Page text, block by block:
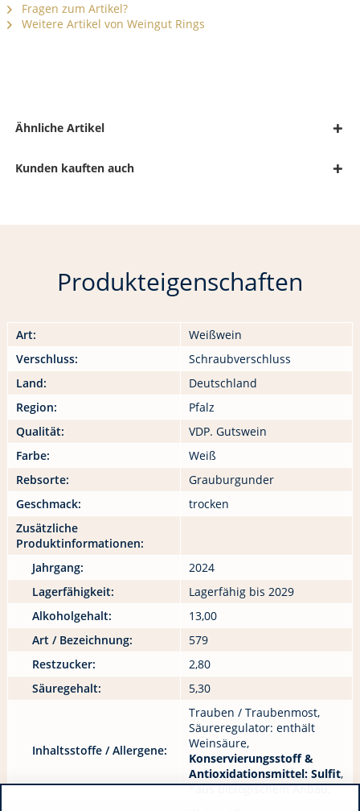
Fragen zum Artikel?
Weitere Artikel von Weingut Rings
Ähnliche Artikel
Kunden kauften auch
Produkteigenschaften
Art:
Weißwein
Verschluss:
Schraubverschluss
Land:
Deutschland
Region:
Pfalz
Qualität:
VDP. Gutswein
Farbe:
Weiß
Rebsorte:
Grauburgunder
Geschmack:
trocken
Zusätzliche
Produktinformationen:
Jahrgang:
2024
Lagerfähigkeit:
Lagerfähig bis 2029
Alkoholgehalt:
13,00
Art / Bezeichnung:
579
Restzucker:
2,80
Säuregehalt:
5,30
Inhaltsstoffe / Allergene:
Trauben / Traubenmost,
Säureregulator: enthält
Weinsäure,
Konservierungsstoff &
Antioxidationsmittel: Sulfit,
*aus biologischem Anbau,